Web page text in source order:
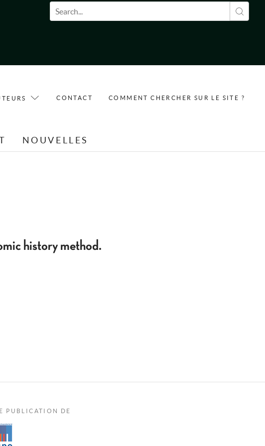
Formulaire de recherche
CONTACT COMMENT CHERCHER SUR LE SITE ?
NOUVELLES
history method.
PUBLICATION DE